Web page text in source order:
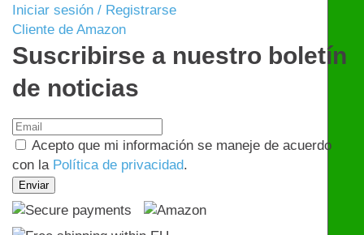
Iniciar sesión / Registrarse
Cliente de Amazon
Suscribirse a nuestro boletín
de noticias
Acepto que mi información se maneje de acuerdo
con la Política de privacidad.